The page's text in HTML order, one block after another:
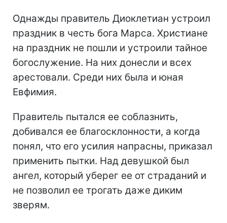
Однажды правитель Диоклетиан устроил
праздник в честь бога Марса. Христиане
на праздник не пошли и устроили тайное
богослужение. На них донесли и всех
арестовали. Среди них была и юная
Евфимия.
Правитель пытался ее соблазнить,
добивался ее благосклонности, а когда
понял, что его усилия напрасны, приказал
применить пытки. Над девушкой был
ангел, который уберег ее от страданий и
не позволил ее трогать даже диким
зверям.